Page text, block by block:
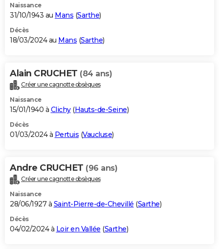
Naissance
31/10/1943 au Mans (Sarthe)
Décès
18/03/2024 au Mans (Sarthe)
Alain CRUCHET (84 ans)
Créer une cagnotte obsèques
Naissance
15/01/1940 à Clichy(Hauts-de-Seine)
Décès
01/03/2024 à Pertuis (Vaucluse)
Andre CRUCHET (96 ans)
Créer une cagnotte obsèques
Naissance
28/06/1927 à Saint-Pierre-de-Chevillé (Sarthe)
Décès
04/02/2024 à Loir en Vallée (Sarthe)